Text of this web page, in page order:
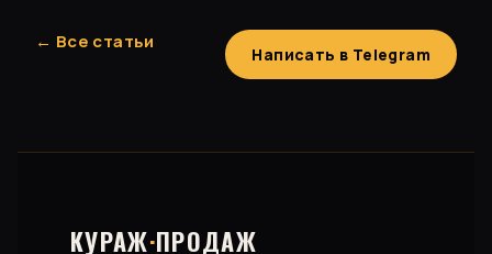
← Все статьи
Написать в Telegram
КУРАЖ·ПРОДАЖ